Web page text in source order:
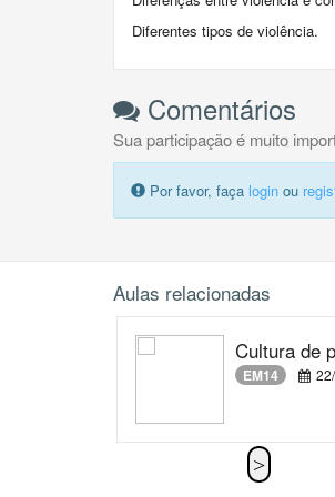
Diferentes tipos de violência.
Comentários
Sua participação é muito
Por favor, faça login ou
Aulas relacionadas
Cultura de
EM14